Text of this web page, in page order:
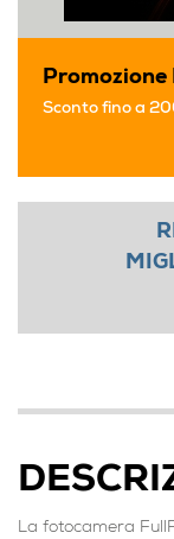
Promozione
Sconto fino a
La fotocamera